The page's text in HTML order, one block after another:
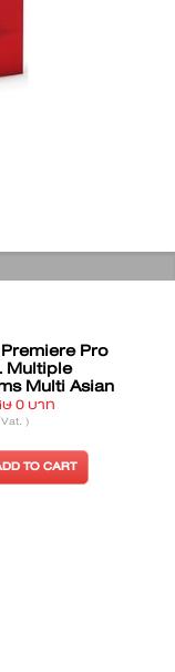
Pro
Multiple
Multi Asian
0 บาท
)
TO CART